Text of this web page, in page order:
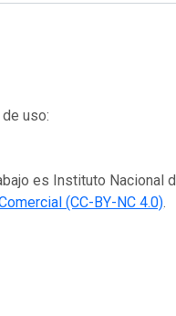
uso:
es Instituto Nacional
(CC-BY-NC 4.0).